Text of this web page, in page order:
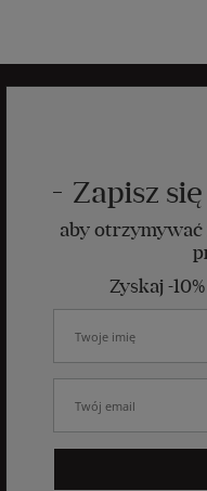
Zapisz
aby otrzymywać
Zyskaj -